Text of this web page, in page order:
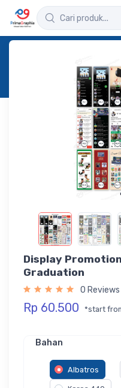
Display
Display
Graduation
0 Reviews
Rp 60.500 *start
Bahan
Albatros